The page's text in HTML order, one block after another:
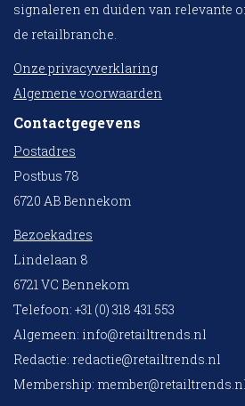
signaleren en duiden van relevante
de retailbranche.
Onze privacyverklaring
Algemene voorwaarden
Contactgegevens
Postadres
Postbus 78
6720 AB Bennekom
Bezoekadres
Lindelaan 8
6721 VC Bennekom
Telefoon: +31 (0) 318 431 553
Algemeen: info@retailtrends.nl
Redactie: redactie@retailtrends.nl
Membership: